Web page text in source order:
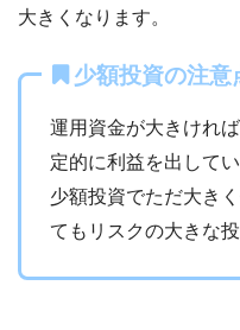
大きくなります。
少額投資の注意
運用資金が大きけれ
定的に利益を出して
少額投資でただ大き
てもリスクの大きな